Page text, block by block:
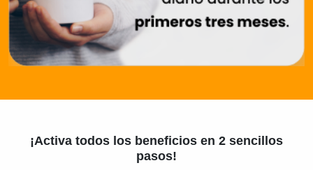
¡Activa todos los beneficios en 2 sencillos
pasos!